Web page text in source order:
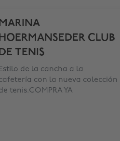
CLUB
TENIS
Estilo de la cancha a la
con la nueva colección
tenis.COMPRA YA